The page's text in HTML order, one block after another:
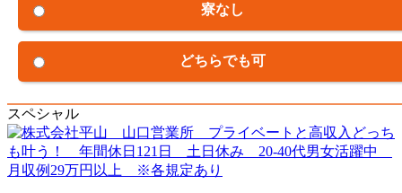
寮なし
どちらでも可
スペシャル